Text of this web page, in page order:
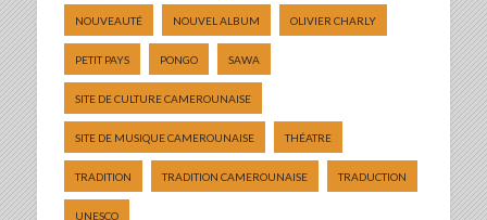
NOUVEAUTÉ NOUVEL ALBUM OLIVIER CHARLY
PETIT PAYS PONGO SAWA
SITE DE CULTURE CAMEROUNAISE
SITE DE MUSIQUE CAMEROUNAISE THÉATRE
TRADITION TRADITION CAMEROUNAISE TRADUCTION
UNESCO